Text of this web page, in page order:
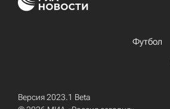
Футбол
Версия 2023.1 Beta